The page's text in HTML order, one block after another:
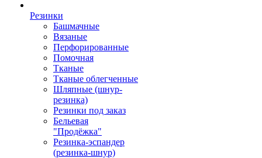
Резинки
Башмачные
Вязаные
Перфорированные
Помочная
Тканые
Тканые облегченные
Шляпные (шнур-
резинка)
Резинки под заказ
Бельевая
"Продёжка"
Резинка-эспандер
(резинка-шнур)